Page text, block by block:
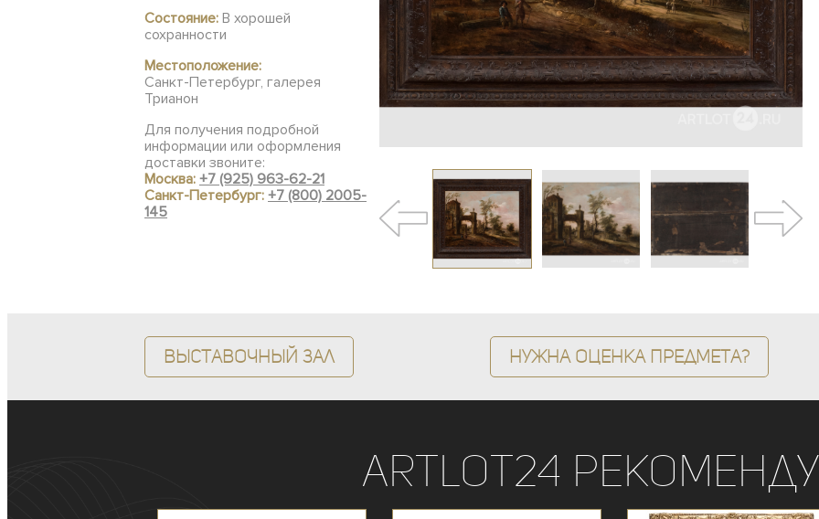
Состояние: В хорошей
сохранности
Местоположение:
Санкт-Петербург, галерея
Трианон
Для получения подробной
информации или оформления
доставки звоните:
Москва: +7 (925) 963-62-21
Санкт-Петербург: +7 (800) 2005-
145
Выставочный зал Нужна оценка предмета?
ArtLot24